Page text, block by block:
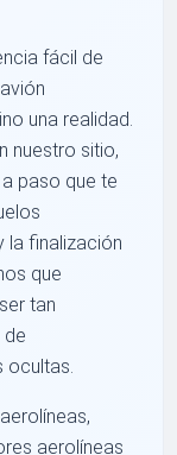
fácil de
una realidad.
nuestro sitio,
paso que te
la finalización
que
tan
de
ocultas.
aerolíneas